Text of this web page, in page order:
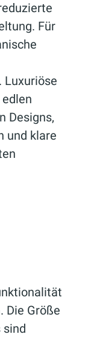
Für
Luxuriöse
Designs,
und klare
Die Größe
sind